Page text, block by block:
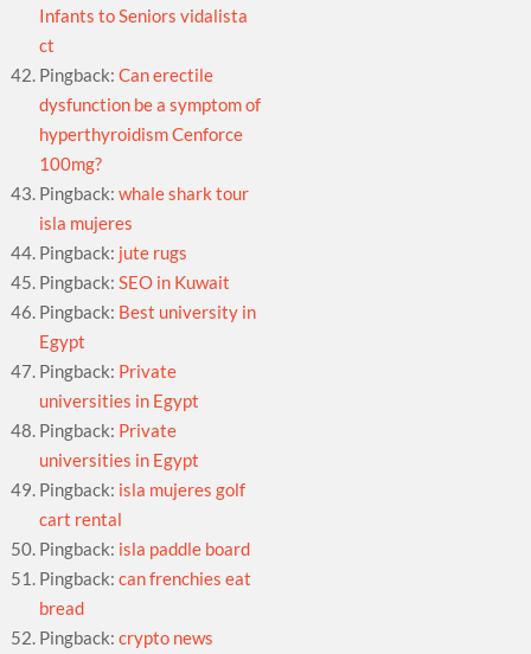
Infants to Seniors vidalista
ct
Pingback:Can erectile
dysfunction be a symptom of
hyperthyroidism Cenforce
100mg?
Pingback:whale shark tour
isla mujeres
Pingback: jute rugs
Pingback: SEO in Kuwait
Pingback: Best university in
Egypt
Pingback: Private
universities in Egypt
Pingback: Private
universities in Egypt
Pingback: isla mujeres golf
cart rental
Pingback: isla paddle board
Pingback:can frenchies eat
bread
Pingback:crypto news